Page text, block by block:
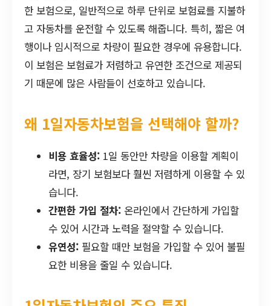
한 보험으로, 일반적으로 하루 단위로 보험료를 지불하
고 자동차를 운전할 수 있도록 해줍니다. 특히, 짧은 여
행이나 임시적으로 차량이 필요한 경우에 유용합니다.
이 보험은 보험료가 저렴하고 유연한 조건으로 제공되
기 때문에 많은 사람들이 선호하고 있습니다.
왜 1일자동차보험을 선택해야 할까?
비용 효율성: 1일 동안만 차량을 이용할 계획이
라면, 장기 보험보다 훨씬 저렴하게 이용할 수 있
습니다.
간편한 가입 절차: 온라인에서 간단하게 가입할
수 있어 시간과 노력을 절약할 수 있습니다.
유연성: 필요할 때만 보험을 가입할 수 있어 불필
요한 비용을 줄일 수 있습니다.